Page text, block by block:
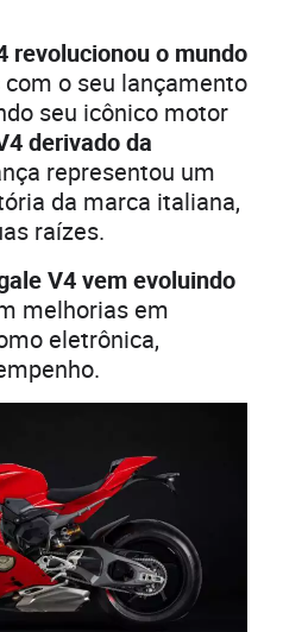
revolucionou o mundo
com o seu lançamento
seu icônico motor
derivado da
representou um
da marca italiana,
raízes.
V4 vem evoluindo
melhorias em
eletrônica,